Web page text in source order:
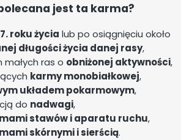
jest ta karma?
roku życia lub po osiągnięciu około
długości życia danej rasy,
ras o obniżonej aktywności,
karmy monobiałkowej,
układem pokarmowym,
do nadwagi,
stawów i aparatu ruchu,
skórnymi i sierścią.